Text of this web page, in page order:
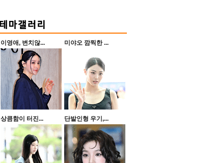
이영애, 변치않... 미야오 깜찍한 ...
상큼함이 터진... 단발인형 우기,...